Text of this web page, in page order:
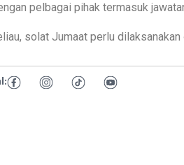
pelbagai pihak termasuk
solat Jumaat perlu